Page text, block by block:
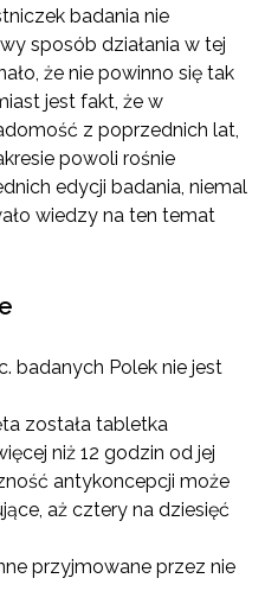
badania nie
sposób działania w tej
że nie powinno się tak
jest fakt, że w
z poprzednich lat,
powoli rośnie
edycji badania, niemal
wiedzy na ten temat
badanych Polek nie jest
została tabletka
niż 12 godzin od jej
antykoncepcji może
aż cztery na dziesięć
przyjmowane przez nie